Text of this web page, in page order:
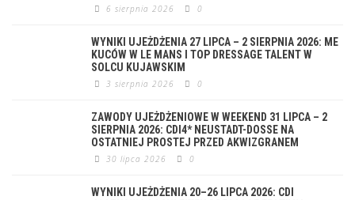
6 sierpnia 2026 0
WYNIKI UJEŻDŻENIA 27 LIPCA – 2 SIERPNIA 2026: ME
KUCÓW W LE MANS I TOP DRESSAGE TALENT W
SOLCU KUJAWSKIM
3 sierpnia 2026 0
ZAWODY UJEŻDŻENIOWE W WEEKEND 31 LIPCA – 2
SIERPNIA 2026: CDI4* NEUSTADT-DOSSE NA
OSTATNIEJ PROSTEJ PRZED AKWIZGRANEM
30 lipca 2026 0
WYNIKI UJEŻDŻENIA 20–26 LIPCA 2026: CDI